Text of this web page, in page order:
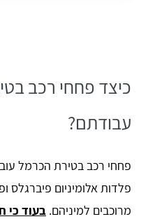
כיצד פחחי רכב
עבודתם?
פחחי רכב בטירת הכרמל
פלדות אלומיניום פיברגלס
מרוכבים למיניהם. בעוד כי